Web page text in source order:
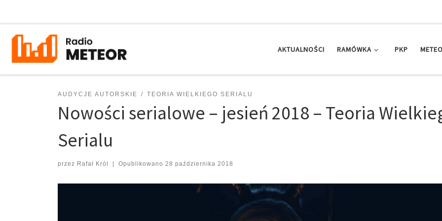
AKTUALNOŚCI RAMÓWKA PKP
AUDYCJE AUTORSKIE TEORIA WIELKIEGO SERIALU
Nowości serialowe – jesień 2018 – Teoria
Serialu
przez Rafał Król | Opublikowano 28 października 2018